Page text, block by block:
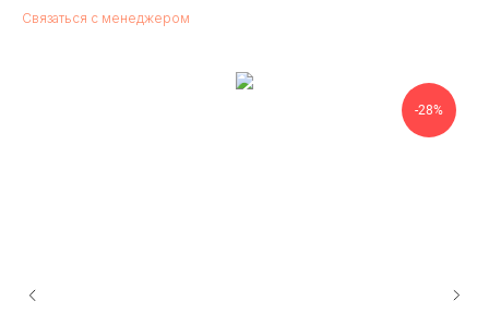
Связаться с менеджером
-28%